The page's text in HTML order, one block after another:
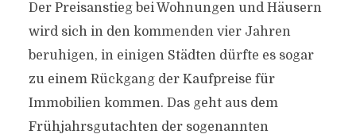
Der Preisanstieg bei Wohnungen und Häusern
wird sich in den kommenden vier Jahren
beruhigen, in einigen Städten dürfte es sogar
zu einem Rückgang der Kaufpreise für
Immobilien kommen. Das geht aus dem
Frühjahrsgutachten der sogenannten